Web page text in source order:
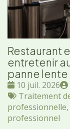
Restaurant
entretenir
panne
Date
:
10 juil. 2026
Tags
:
Traitement
professionnelle,
professionnel